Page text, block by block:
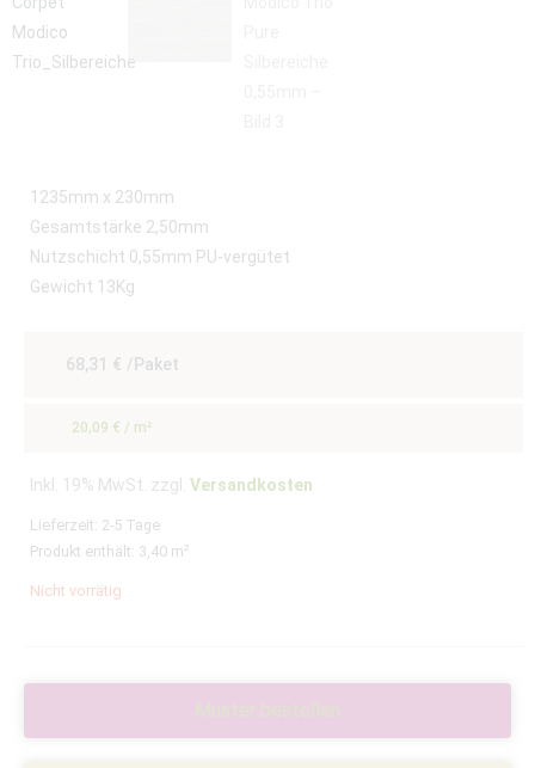
1235mm x 230mm
Gesamtstärke 2,50mm
Nutzschicht 0,55mm PU-vergütet
Gewicht 13Kg
68,31 € /Paket
20,09 € / m²
Inkl. 19% MwSt. zzgl. Versandkosten
Lieferzeit: 2-5 Tage
Produkt enthält: 3,40 m²
Nicht vorrätig